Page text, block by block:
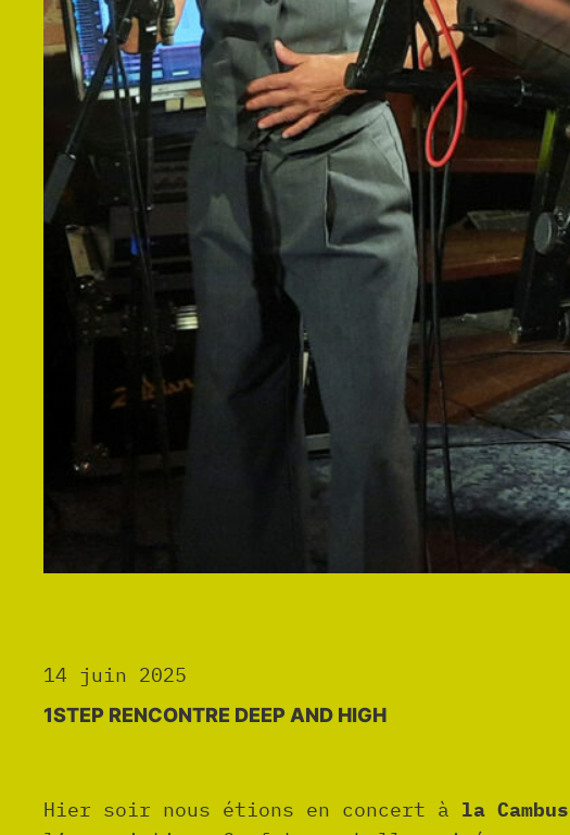
14 juin 2025
1STEP RENCONTRE DEEP AND HIGH
Hier soir nous étions en concert à la